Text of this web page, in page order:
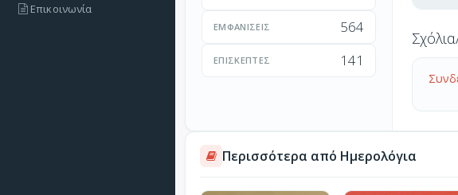
Επικοινωνία
ΕΜΦΑΝΊΣΕΙΣ 564
ΕΠΙΣΚΈΠΤΕΣ 141
Περισσότερα από Ημερολόγια